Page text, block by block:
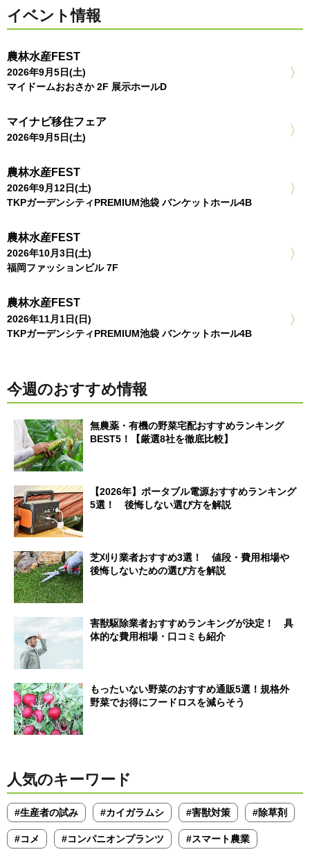
イベント情報
農林水産FEST
2026年9月5日(土)
マイドームおおさか 2F 展示ホールD
マイナビ移住フェア
2026年9月5日(土)
農林水産FEST
2026年9月12日(土)
TKPガーデンシティPREMIUM池袋 バンケットホール4B
農林水産FEST
2026年10月3日(土)
福岡ファッションビル 7F
農林水産FEST
2026年11月1日(日)
TKPガーデンシティPREMIUM池袋 バンケットホール4B
今週のおすすめ情報
無農薬・有機の野菜宅配おすすめランキング
BEST5！【厳選8社を徹底比較】
【2026年】ポータブル電源おすすめランキング
5選！ 後悔しない選び方を解説
芝刈り業者おすすめ3選！ 値段・費用相場や
後悔しないための選び方を解説
害獣駆除業者おすすめランキングが決定！ 具
体的な費用相場・口コミも紹介
もったいない野菜のおすすめ通販5選！規格外
野菜でお得にフードロスを減らそう
人気のキーワード
#生産者の試み #カイガラムシ #害獣対策 #除草剤
#コメ #コンパニオンプランツ #スマート農業